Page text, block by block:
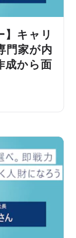
】キャリ
門家が内
成から面